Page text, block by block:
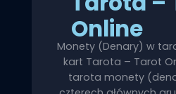
Online
Monety (Denary) w
kart Tarota – Tarot
tarota monety